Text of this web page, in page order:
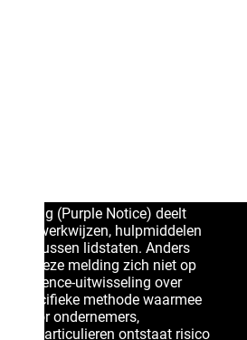
melding (Purple Notice) deelt
werkwijzen, hulpmiddelen
tussen lidstaten. Anders
richt deze melding zich niet op
uitwisseling over
specifieke methode waarmee
Voor ondernemers,
en particulieren ontstaat risico